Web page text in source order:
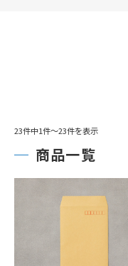
23件中1件～23件を表示
商品一覧